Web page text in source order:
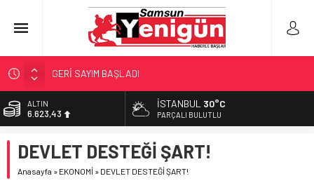
GERİ SAYIM BAŞLADI
SAMSUNSPOR’DA HEDEF 5’İNCİLİK!
‘BAFRA’YA YATIRIM YAPIN!’
YÖNETİCİ SEÇERKEN YAPILAN EN BÜYÜK HATALAR
ALTIN
6.623,43
13.785,25
DOLAR
İSTANBUL 30°C
PARÇALI BULUTLU
DEVLET DESTEĞİ ŞART!
Anasayfa » EKONOMİ » DEVLET DESTEĞİ ŞART!